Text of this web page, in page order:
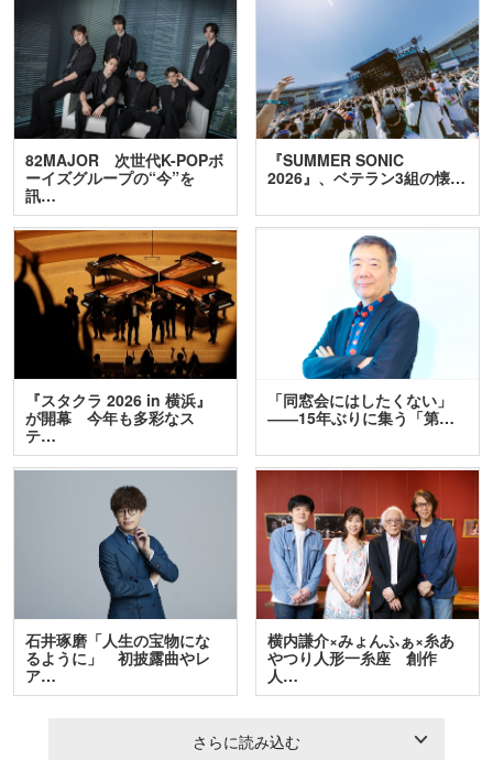
82MAJOR 次世代K-POPボ
ーイズグループの“今”を
訊…
『SUMMER SONIC
2026』、ベテラン3組の懐…
『スタクラ 2026 in 横浜』
が開幕 今年も多彩なス
テ…
「同窓会にはしたくない」
――15年ぶりに集う「第…
石井琢磨「人生の宝物にな
るように」 初披露曲やレ
ア…
横内謙介×みょんふぁ×糸あ
やつり人形一糸座 創作
人…
さらに読み込む